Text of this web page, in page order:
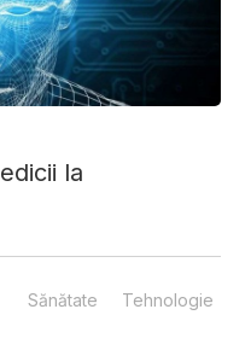
la
Sănătate Tehnologie